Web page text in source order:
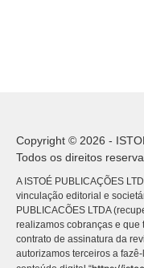
Copyright © 2026 -
Todos os direitos
A ISTOÉ PUBLICAÇÕES
vinculação editorial e
PUBLICACÕES LTDA
realizamos cobranças e que
contrato de assinatura da
autorizamos terceiros a